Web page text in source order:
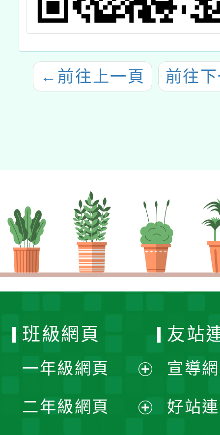
← 前往上一頁 前往
班級網頁
一年級網頁
開
二年級網頁
友站
宣導
好站